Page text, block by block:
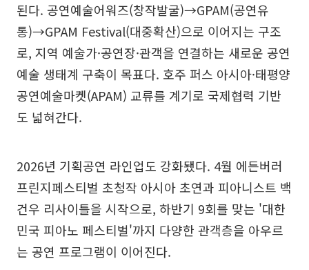
된다. 공연예술어워즈(창작발굴)→GPAM(공연유
통)→GPAM Festival(대중확산)으로 이어지는 구조
로, 지역 예술가·공연장·관객을 연결하는 새로운 공연
예술 생태계 구축이 목표다. 호주 퍼스 아시아·태평양
공연예술마켓(APAM) 교류를 계기로 국제협력 기반
도 넓혀간다.
2026년 기획공연 라인업도 강화됐다. 4월 에든버러
프린지페스티벌 초청작 아시아 초연과 피아니스트 백
건우 리사이틀을 시작으로, 하반기 9회를 맞는 '대한
민국 피아노 페스티벌'까지 다양한 관객층을 아우르
는 공연 프로그램이 이어진다.